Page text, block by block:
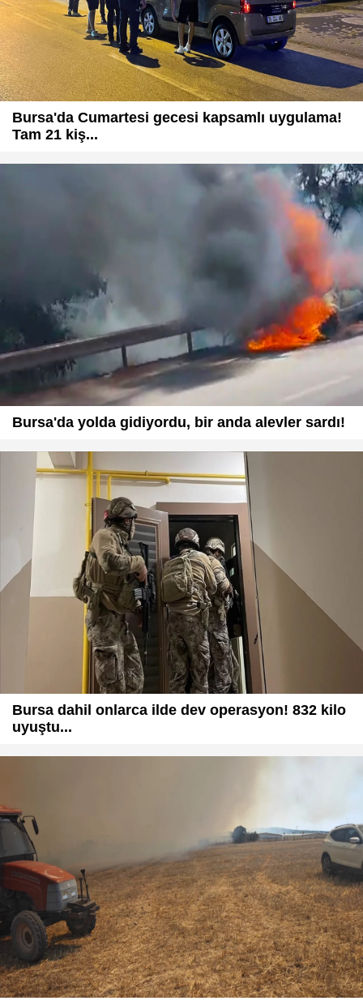
Bursa'da Cumartesi gecesi kapsamlı uygulama!
Tam 21 kiş...
Bursa'da yolda gidiyordu, bir anda alevler sardı!
Bursa dahil onlarca ilde dev operasyon! 832 kilo
uyuştu...